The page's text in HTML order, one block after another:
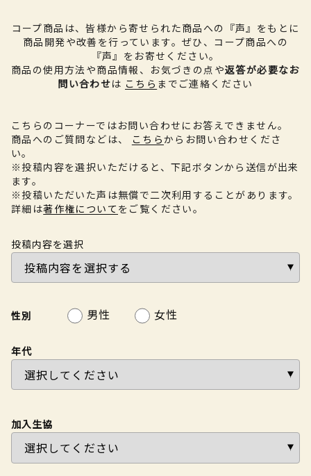
コープ商品は、皆様から寄せられた商品への『声』をもとに
商品開発や改善を行っています。 ぜひ、コープ商品への
『声』をお寄せください。
商品の使用方法や商品情報、お気づきの点や返答が必要なお
問い合わせは こちら までご連絡ください
こちらのコーナーではお問い合わせにお答えできません。
商品へのご質問などは、
こちらからお問い合わせくださ
い。
※投稿内容を選択いただけると、下記ボタンから送信が出来
ます。
※投稿いただいた声は無償で二次利用することがあります。
詳細は著作権について をご覧ください。
投稿内容を選択
性別 男性 女性
年代
加入生協